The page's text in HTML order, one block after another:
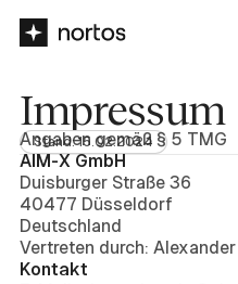
Impressum
Stand: 15.02.2024
Angaben gemäß § 5 TMG
AIM-X GmbH
Duisburger Straße 36
40477 Düsseldorf
Deutschland
Vertreten durch:
Kontakt